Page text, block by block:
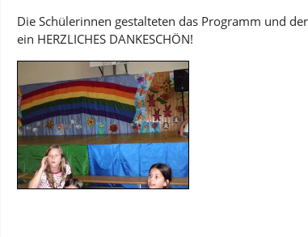
Die Schülerinnen gestalteten das Programm und
ein HERZLICHES DANKESCHÖN!